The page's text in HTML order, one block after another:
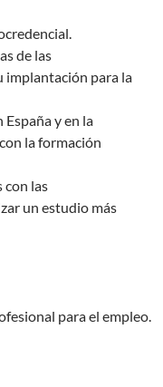
de las
implantación para la
y en la
la formación
con las
un estudio más
para el empleo.